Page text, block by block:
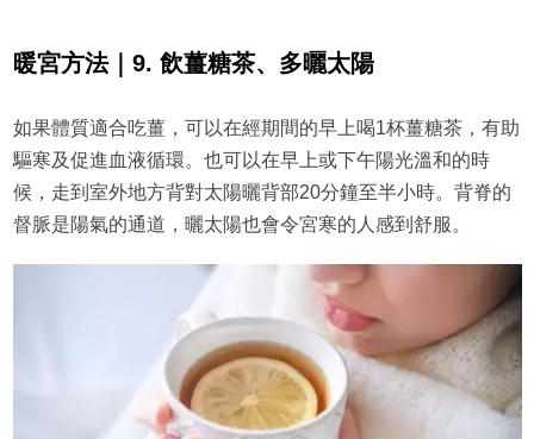
暖宮方法｜9. 飲薑糖茶、多曬太陽
如果體質適合吃薑，可以在經期間的早上喝1杯薑糖茶，有助
驅寒及促進血液循環。也可以在早上或下午陽光溫和的時
候，走到室外地方背對太陽曬背部20分鐘至半小時。背脊的
督脈是陽氣的通道，曬太陽也會令宮寒的人感到舒服。